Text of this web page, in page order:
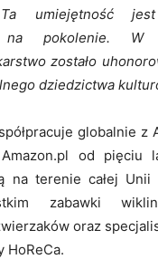
umiejętność jest
pokolenie. W
zostało
dziedzictwa
globalnie z
od pięciu
na terenie całej Unii
zabawki
oraz
HoReCa.